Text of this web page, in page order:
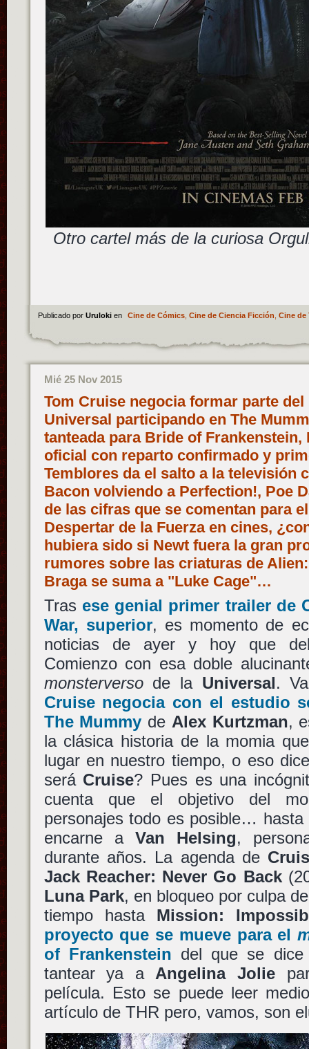
Otro cartel más de la curiosa
Publicado por Uruloki en Cine de Cómics, Cine de Ciencia Ficción Cine de
Mié 25 Nov 2015
Tom Cruise negocia formar parte
Universal participando en The
tanteada para Bride of Frankenstein,
oficial con reparto confirmado y
Temblores da el salto a la televisión
Bacon volviendo a Perfection!, Poe
de las cifras que se comentan para
Despertar de la Fuerza en cines,
hubiera sido si Newt fuera la gran
rumores sobre las criaturas de
Braga se suma a "Luke Cage"…
Tras ese genial primer trailer de
War, superior, es momento de
noticias de ayer y hoy que
Comienzo con esa doble
monsterversode la Universal.
Cruisenegocia con el estudio
The Mummy de Alex Kurtzman,
la clásica historia de la momia
lugar en nuestro tiempo, o eso
será Cruise? Pues es una
cuenta que el objetivo del
personajes todo es posible…
encarne a Van Helsing,
durante años. La agenda de
Jack Reacher: Never Go Back
Luna Park, en bloqueo por culpa
tiempo hasta Mission:
proyecto que se mueve para el
of Frankenstein del que se
tantear ya a Angelina Jolie
película. Esto se puede leer
artículo de THR pero, vamos, son